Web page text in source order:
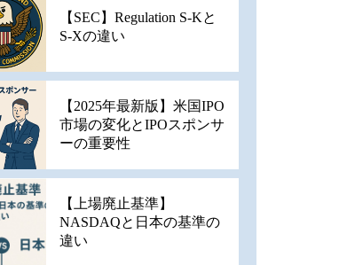
【SEC】Regulation S-Kと
S-Xの違い
【2025年最新版】米国IPO
市場の変化とIPOスポンサ
ーの重要性
【上場廃止基準】
NASDAQと日本の基準の
違い